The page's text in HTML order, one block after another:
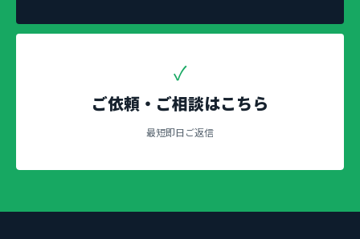
✓
ご依頼・ご相談はこちら
最短即日ご返信